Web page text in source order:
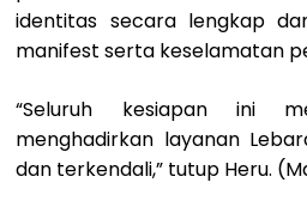
identitas secara lengkap
manifest serta keselamatan
“Seluruh kesiapan ini
menghadirkan layanan
dan terkendali,” tutup Heru.